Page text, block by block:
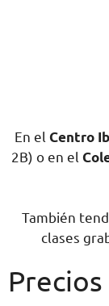
En el Centro
2B) o en el
También
clases
Precios